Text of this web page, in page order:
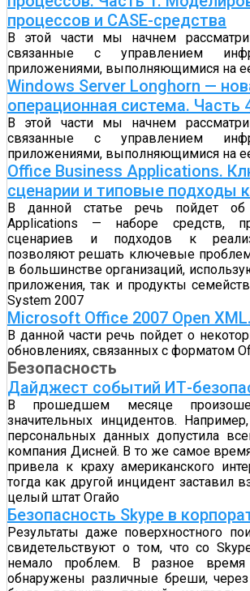
процессов и CASE-средства
В этой части мы начнем
связанные с управлением
приложениями, выполняющимися на
Windows Server Longhorn —
операционная система. Часть
В этой части мы начнем
связанные с управлением
приложениями, выполняющимися на
Office Business Applications.
сценарии и типовые подходы
В данной статье речь пойдет об
Applications — наборе средств,
сценариев и подходов к
позволяют решать ключевые
в большинстве организаций,
приложения, так и продукты
System 2007
Microsoft Office 2007 Open
В данной части речь пойдет о
обновлениях, связанных с форматом
Безопасность
Дайджест событий ИТ-
В прошедшем месяце
значительных инцидентов.
персональных данных допустила
компания Дисней. В то же самое
привела к краху американского
тогда как другой инцидент заставил
целый штат Огайо
Безопасность Skype в
Результаты даже поверхностного
свидетельствуют о том, что со
немало проблем. В разное
обнаружены различные бреши,